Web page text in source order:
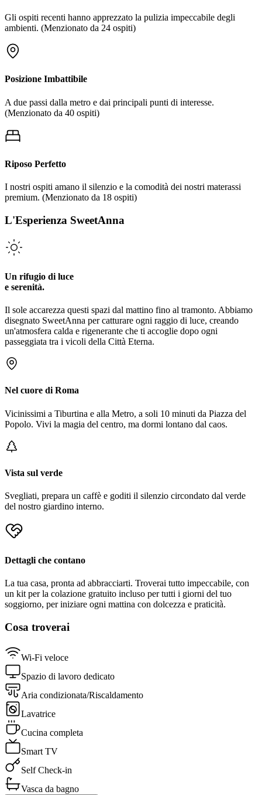
Gli ospiti recenti hanno apprezzato la pulizia impeccabile degli
ambienti. (Menzionato da 24 ospiti)
Posizione Imbattibile
A due passi dalla metro e dai principali punti di interesse.
(Menzionato da 40 ospiti)
Riposo Perfetto
I nostri ospiti amano il silenzio e la comodità dei nostri materassi
premium. (Menzionato da 18 ospiti)
L'Esperienza SweetAnna
Un rifugio di luce
e serenità.
Il sole accarezza questi spazi dal mattino fino al tramonto. Abbiamo
disegnato SweetAnna per catturare ogni raggio di luce, creando
un'atmosfera calda e rigenerante che ti accoglie dopo ogni
passeggiata tra i vicoli della Città Eterna.
Nel cuore di Roma
Vicinissimi a Tiburtina e alla Metro, a soli 10 minuti da Piazza del
Popolo. Vivi la magia del centro, ma dormi lontano dal caos.
Vista sul verde
Svegliati, prepara un caffè e goditi il silenzio circondato dal verde
del nostro giardino interno.
Dettagli che contano
La tua casa, pronta ad abbracciarti. Troverai tutto impeccabile, con
un kit per la colazione gratuito incluso per tutti i giorni del tuo
soggiorno, per iniziare ogni mattina con dolcezza e praticità.
Cosa troverai
Wi-Fi veloce
Spazio di lavoro dedicato
Aria condizionata/Riscaldamento
Lavatrice
Cucina completa
Smart TV
Self Check-in
Vasca da bagno